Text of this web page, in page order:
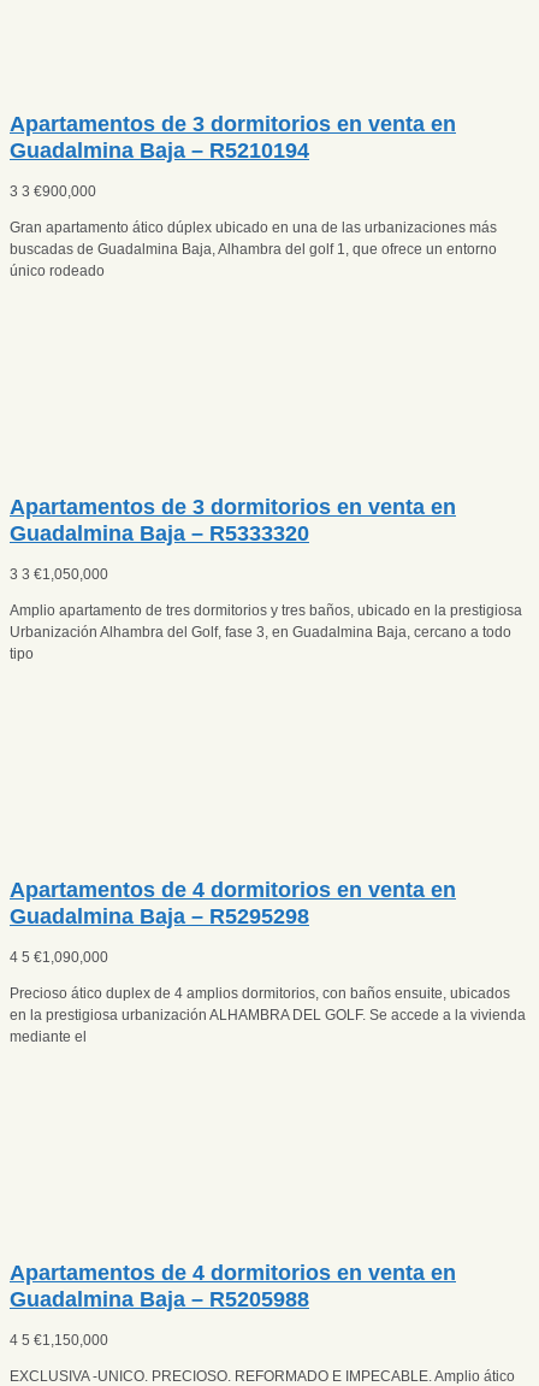
Apartamentos de 3 dormitorios en venta en
Guadalmina Baja – R5210194
3 3 €900,000
Gran apartamento ático dúplex ubicado en una de las urbanizaciones más
buscadas de Guadalmina Baja, Alhambra del golf 1, que ofrece un entorno
único rodeado
Apartamentos de 3 dormitorios en venta en
Guadalmina Baja – R5333320
3 3 €1,050,000
Amplio apartamento de tres dormitorios y tres baños, ubicado en la prestigiosa
Urbanización Alhambra del Golf, fase 3, en Guadalmina Baja, cercano a todo
tipo
Apartamentos de 4 dormitorios en venta en
Guadalmina Baja – R5295298
4 5 €1,090,000
Precioso ático duplex de 4 amplios dormitorios, con baños ensuite, ubicados
en la prestigiosa urbanización ALHAMBRA DEL GOLF. Se accede a la vivienda
mediante el
Apartamentos de 4 dormitorios en venta en
Guadalmina Baja – R5205988
4 5 €1,150,000
EXCLUSIVA -UNICO. PRECIOSO. REFORMADO E IMPECABLE. Amplio ático